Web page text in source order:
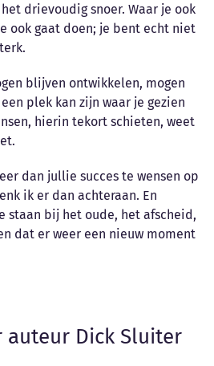
drievoudig snoer. Waar je ook
ook gaat doen; je bent echt niet
blijven ontwikkelen, mogen
plek kan zijn waar je gezien
hierin tekort schieten, weet
dan jullie succes te wensen op
ik er dan achteraan. En
staan bij het oude, het afscheid,
dat er weer een nieuw moment
auteur Dick Sluiter